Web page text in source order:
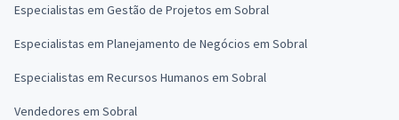
Especialistas em Gestão de Projetos em Sobral
Especialistas em Planejamento de Negócios em Sobral
Especialistas em Recursos Humanos em Sobral
Vendedores em Sobral